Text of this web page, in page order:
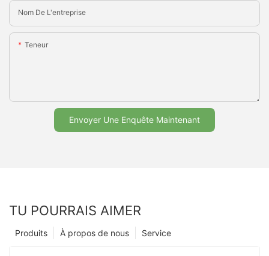
Nom De L'entreprise
Teneur
Envoyer Une Enquête Maintenant
TU POURRAIS AIMER
Service
À propos de nous
Produits